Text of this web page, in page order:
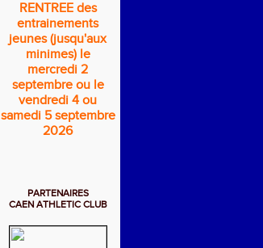
RENTREE des
entrainements
jeunes (jusqu'aux
minimes) le
mercredi 2
septembre ou le
vendredi 4 ou
samedi 5 septembre
2026
PARTENAIRES
CAEN ATHLETIC CLUB